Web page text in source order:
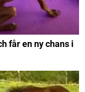
får en ny chans i